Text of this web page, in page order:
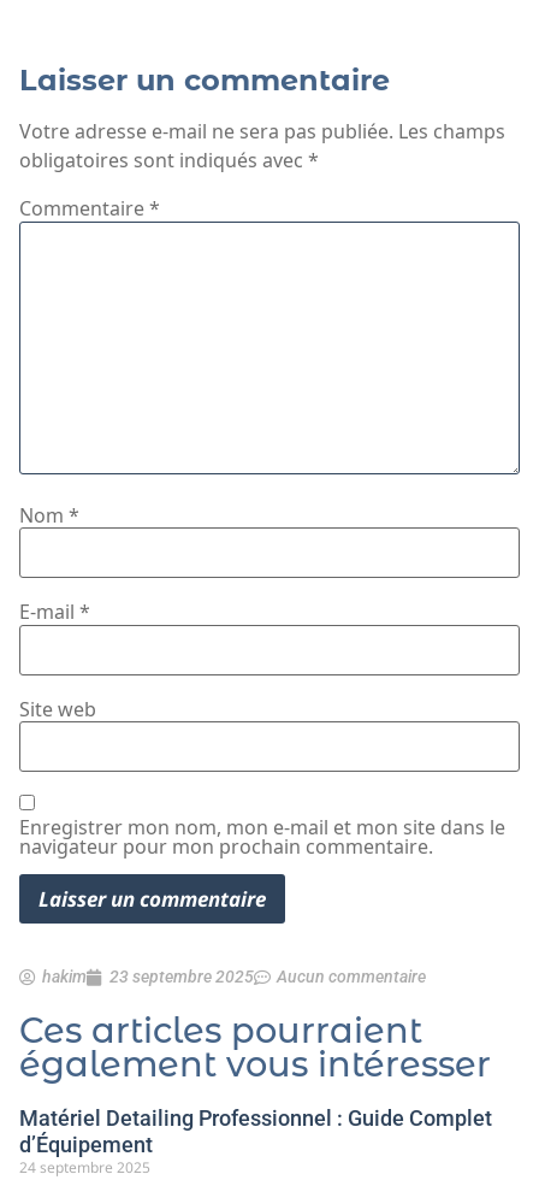
Laisser un commentaire
Votre adresse e-mail ne sera pas publiée. Les champs
obligatoires sont indiqués avec *
Commentaire*
Nom *
E-mail *
Site web
Enregistrer mon nom, mon e-mail et mon site dans le
navigateur pour mon prochain commentaire.
hakim 23 septembre 2025 Aucun commentaire
Ces articles pourraient
également vous intéresser
Matériel Detailing Professionnel : Guide Complet
d’Équipement
24 septembre 2025